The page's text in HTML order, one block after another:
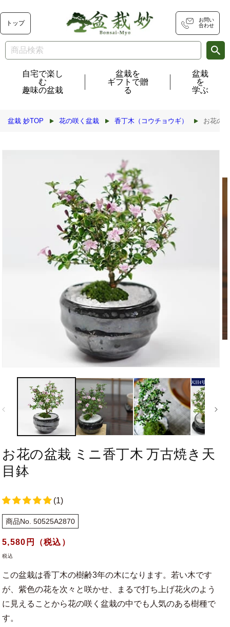
ンツに
進む
トップ
お問い
合わせ
自宅で楽し
む
趣味の盆栽
盆栽を
ギフトで贈
る
盆栽
を
学ぶ
盆栽 妙TOP 花の咲く盆栽 香丁木（コウチョウギ） お花の
お花の盆栽 ミニ香丁木 万古焼き天
目鉢
(1)
商品No. 50525A2870
通
常
格
5,580 円（税込）
税込
この盆栽は香丁木の樹齢3年の木になります。若い木です
が、紫色の花を次々と咲かせ、まるで打ち上げ花火のよう
に見えることから花の咲く盆栽の中でも人気のある樹種で
す。